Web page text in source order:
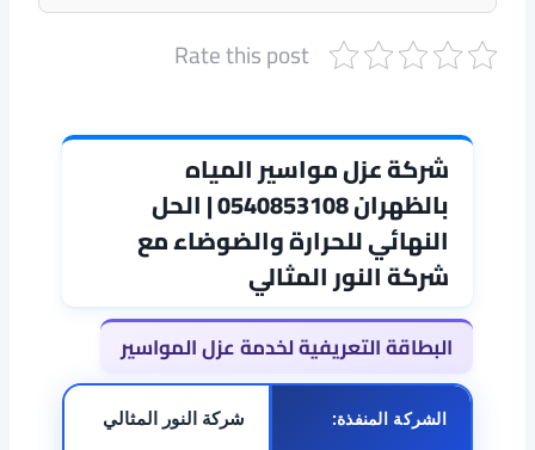
Rate this post
شركة عزل مواسير المياه
بالظهران 0540853108 | الحل
النهائي للحرارة والضوضاء مع
شركة النور المثالي
البطاقة التعريفية لخدمة عزل المواسير
الشركة المنفذة: شركة النور المثالي